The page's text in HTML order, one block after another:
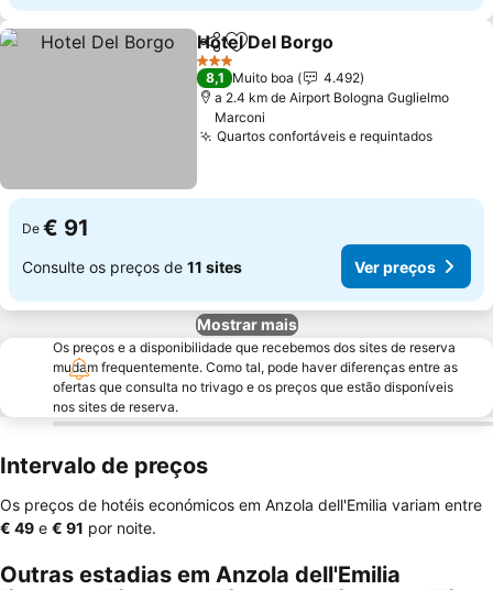
PartilharAdicionar aos favoritos
Hotel Del Borgo
3 Estrelas
8,1 Muito boa
4.492
a 2.4 km de Airport Bologna Guglielmo
Marconi
Quartos confortáveis e requintados
De € 91
Consulte os preços de 11 sites Ver preços
Mostrar mais
Os preços e a disponibilidade que recebemos dos sites de reserva
mudam frequentemente. Como tal, pode haver diferenças entre as
ofertas que consulta no trivago e os preços que estão disponíveis
nos sites de reserva.
Intervalo de preços
Os preços de hotéis económicos em Anzola dell'Emilia variam entre
‎€ 49 e ‎€ 91 por noite.
Outras estadias em Anzola dell'Emilia